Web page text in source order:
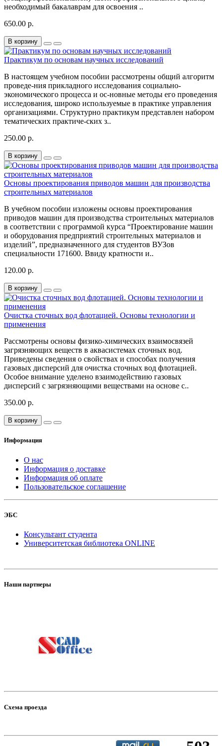
необходимый бакалаврам для освоения ..
650.00 р.
В корзину
Практикум по основам научных исследований
В настоящем учебном пособии рассмотрены общий алгоритм
проведе-ния прикладного исследования социально-
экономического процесса и ос-новные методы его проведения
исследования, широко используемые в практике управления
организациями. Структурно практикум представлен набором
тематических практиче-ских з..
250.00 р.
В корзину
Основы проектирования приводов машин для производства
строительных материалов
В учебном пособии изложены основы проектирования
приводов машин для производства строительных материалов
в соответствии с программой курса “Проектирование машин
и оборудования предприятий строительных материалов и
изделий”, предназначенного для студентов ВУЗов
специальности 171600. Ввиду кратности и..
120.00 р.
В корзину
Очистка сточных вод флотацией. Основы технологии и
применения
Рассмотрены основы физико-химических взаимосвязей
загрязняющих веществ в аквасистемах сточных вод.
Приведены сведения о свойствах и способах получения
газовых дисперсий для очистка сточных вод флотацией.
Особое внимание уделено взаимодействию газовых
дисперсий с загрязняющими веществами на основе с..
350.00 р.
В корзину
Информация
О нас
Информация о доставке
Информация об оплате
Пользовательское соглашение
ЭБС
Консультант студента
Университетская библиотека ONLINE
Наши партнеры
Схема проезда